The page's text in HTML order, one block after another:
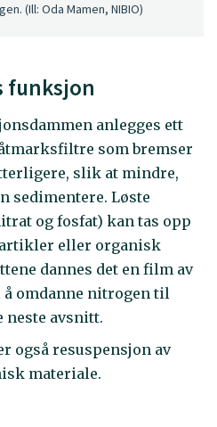
(Ill: Oda Mamen, NIBIO)
funksjon
anlegges ett
som bremser
slik at mindre,
sedimentere. Løste
og fosfat) kan tas opp
eller organisk
dannes det en film av
omdanne nitrogen til
neste avsnitt.
også resuspensjon av
materiale.